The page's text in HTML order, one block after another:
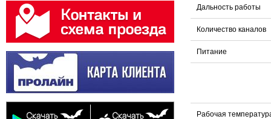
Дальность работы
Количество каналов
Питание
Рабочая